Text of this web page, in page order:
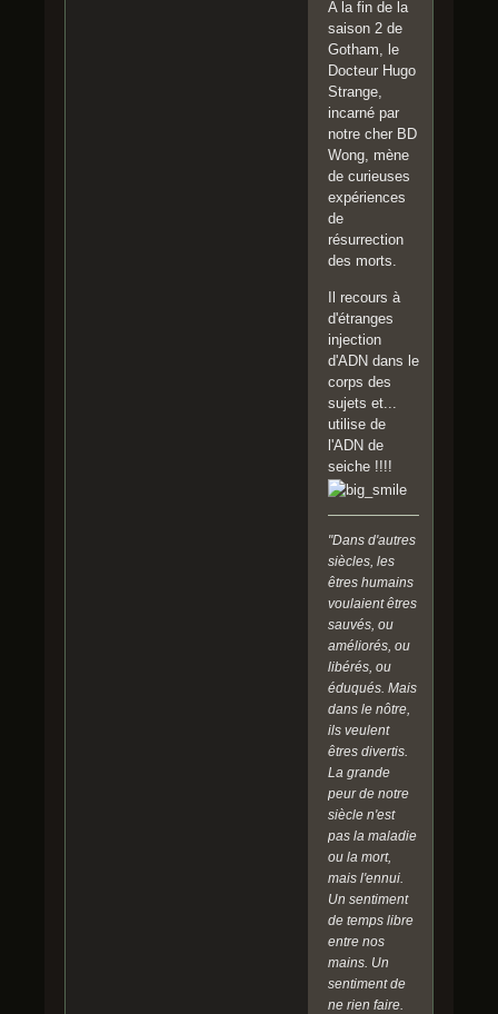
A la fin de la
saison 2 de
Gotham, le
Docteur Hugo
Strange,
incarné par
notre cher BD
Wong, mène
de curieuses
expériences
de
résurrection
des morts.
Il recours à
d'étranges
injection
d'ADN dans le
corps des
sujets et...
utilise de
l'ADN de
seiche !!!!
"Dans d'autres
siècles, les
êtres humains
voulaient êtres
sauvés, ou
améliorés, ou
libérés, ou
éduqués. Mais
dans le nôtre,
ils veulent
êtres divertis.
La grande
peur de notre
siècle n'est
pas la maladie
ou la mort,
mais l'ennui.
Un sentiment
de temps libre
entre nos
mains. Un
sentiment de
ne rien faire.